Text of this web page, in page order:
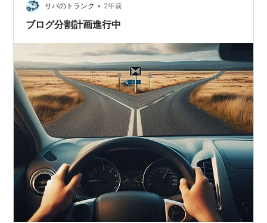
「サバのサバイバル」の方も「＋読者になる」ボタンを
ポチッとして頂けると、大変うれ…
サバのトランク • 2年前
ブログ分割計画進行中